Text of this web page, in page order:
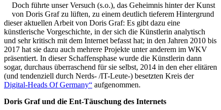
Doch führte unser Versuch (s.o.), das Geheimnis hinter der Kunst
von Doris Graf zu lüften, zu einem deutlich tieferem Hintergrund
dieser aktuellen Arbeit von Doris Graf: Es gibt dazu eine
künstlerische Vorgeschichte, in der sich die Künstlerin analytisch
und sehr kritisch mit dem Internet befasst hat; in den Jahren 2010 bis
2017 hat sie dazu auch mehrere Projekte unter anderem im WKV
präsentiert. In dieser Schaffensphase wurde die Künstlerin dann
sogar, durchaus überraschend für sie selbst, 2014 in den eher elitären
(und tendenziell durch Nerds- /IT-Leute-) besetzten Kreis der
Digital-Heads Of Germany“ aufgenommen.
Doris Graf und die Ent-Täuschung des Internets